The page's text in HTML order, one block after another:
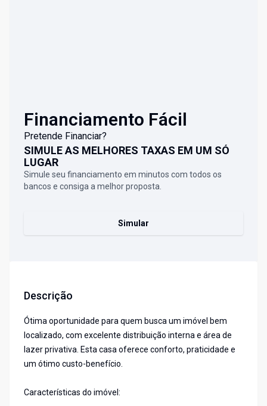
Financiamento Fácil
Pretende Financiar?
SIMULE AS MELHORES TAXAS EM UM SÓ
LUGAR
Simule seu financiamento em minutos com todos os
bancos e consiga a melhor proposta.
Simular
Descrição
Ótima oportunidade para quem busca um imóvel bem
localizado, com excelente distribuição interna e área de
lazer privativa. Esta casa oferece conforto, praticidade e
um ótimo custo-benefício.
Características do imóvel: